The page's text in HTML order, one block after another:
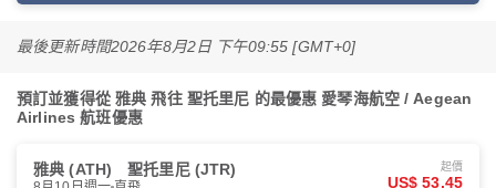
最後更新時間2026年8月2日 下午09:55 [GMT+0]
預訂並獲得從 雅典 飛往 聖托里尼 的最優惠 愛琴海航空 / Aegean
Airlines 航班優惠
雅典 (ATH) 聖托里尼 (JTR) 起價
US$ 53.45